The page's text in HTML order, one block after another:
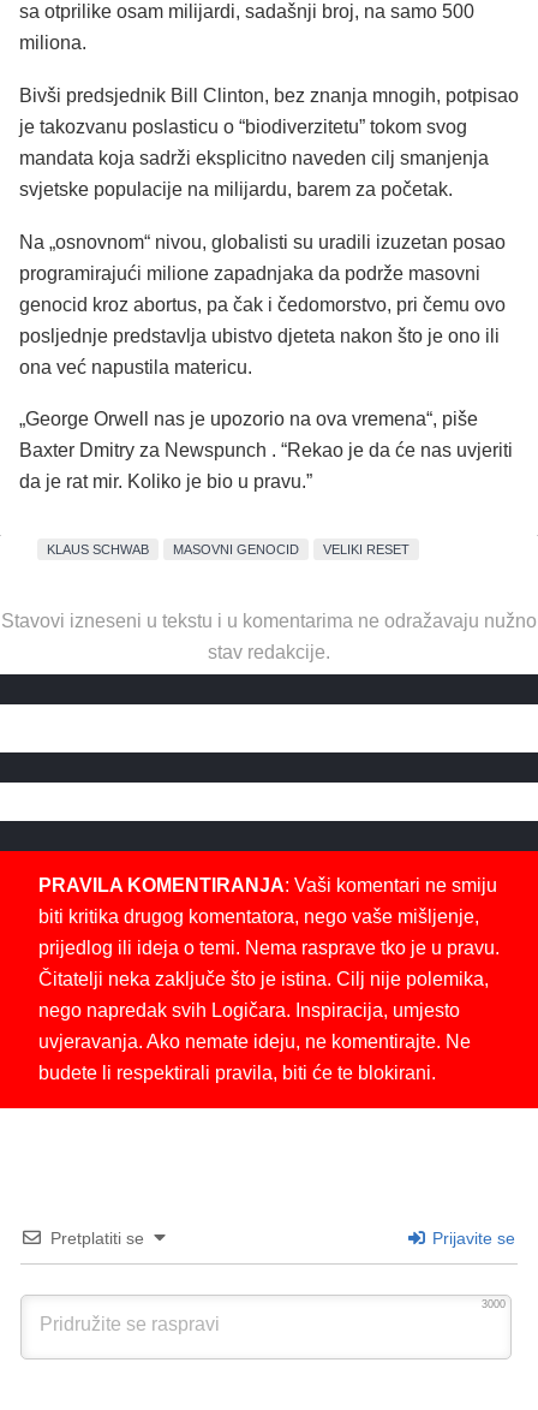
sa otprilike osam milijardi, sadašnji broj, na samo 500
miliona.
Bivši predsjednik Bill Clinton, bez znanja mnogih, potpisao
je takozvanu poslasticu o “biodiverzitetu” tokom svog
mandata koja sadrži eksplicitno naveden cilj smanjenja
svjetske populacije na milijardu, barem za početak.
Na „osnovnom“ nivou, globalisti su uradili izuzetan posao
programirajući milione zapadnjaka da podrže masovni
genocid kroz abortus, pa čak i čedomorstvo, pri čemu ovo
posljednje predstavlja ubistvo djeteta nakon što je ono ili
ona već napustila matericu.
„George Orwell nas je upozorio na ova vremena“, piše
Baxter Dmitry za Newspunch . “Rekao je da će nas uvjeriti
da je rat mir. Koliko je bio u pravu.”
KLAUS SCHWAB MASOVNI GENOCID VELIKI RESET
Stavovi izneseni u tekstu i u komentarima ne odražavaju nužno
stav redakcije.
PRAVILA KOMENTIRANJA: Vaši komentari ne smiju
biti kritika drugog komentatora, nego vaše mišljenje,
prijedlog ili ideja o temi. Nema rasprave tko je u pravu.
Čitatelji neka zaključe što je istina. Cilj nije polemika,
nego napredak svih Logičara. Inspiracija, umjesto
uvjeravanja. Ako nemate ideju, ne komentirajte. Ne
budete li respektirali pravila, biti će te blokirani.
Pretplatiti se Prijavite se
3000